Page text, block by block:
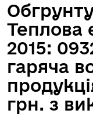
Теплова
2015:
гаряча
грн. з